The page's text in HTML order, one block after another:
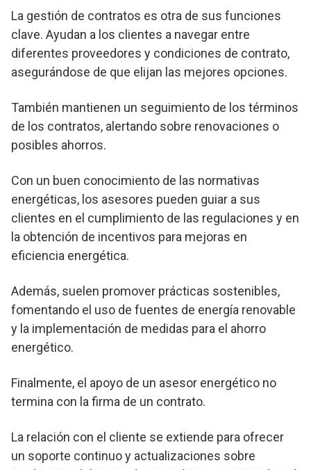
La gestión de contratos es otra de sus funciones
clave. Ayudan a los clientes a navegar entre
diferentes proveedores y condiciones de contrato,
asegurándose de que elijan las mejores opciones.
También mantienen un seguimiento de los términos
de los contratos, alertando sobre renovaciones o
posibles ahorros.
Con un buen conocimiento de las normativas
energéticas, los asesores pueden guiar a sus
clientes en el cumplimiento de las regulaciones y en
la obtención de incentivos para mejoras en
eficiencia energética.
Además, suelen promover prácticas sostenibles,
fomentando el uso de fuentes de energía renovable
y la implementación de medidas para el ahorro
energético.
Finalmente, el apoyo de un asesor energético no
termina con la firma de un contrato.
La relación con el cliente se extiende para ofrecer
un soporte continuo y actualizaciones sobre